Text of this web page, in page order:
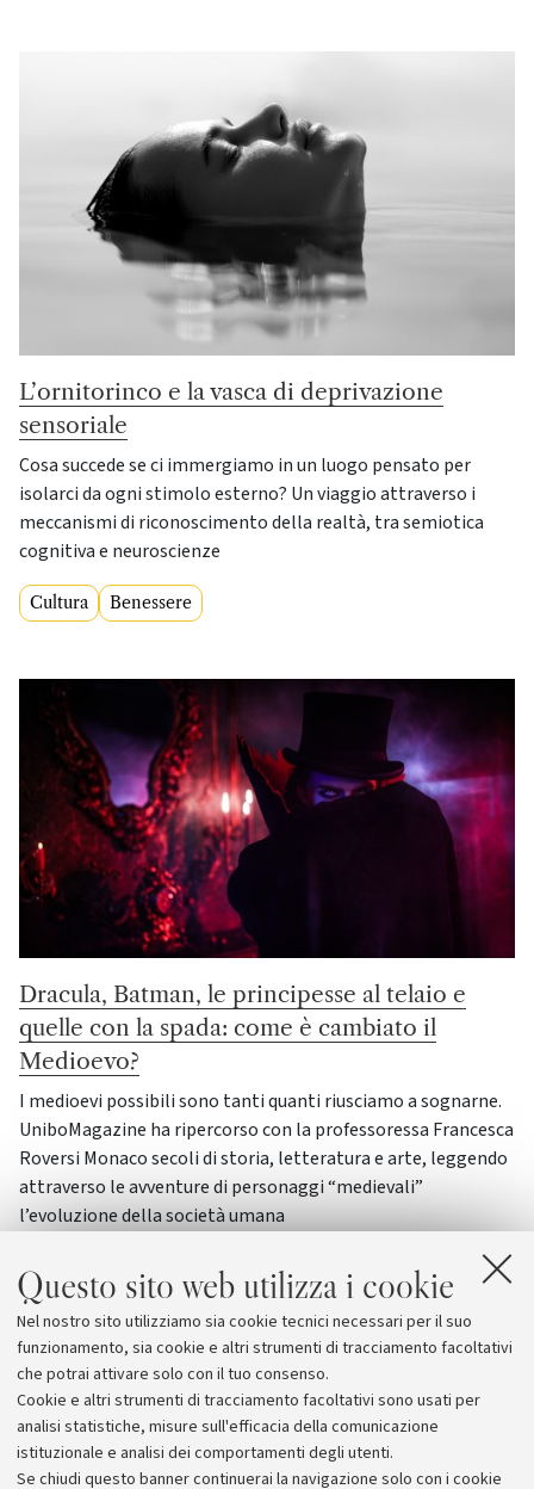
Questo sito web utilizza i cookie
Nel nostro sito utilizziamo sia cookie tecnici necessari per il suo
funzionamento, sia cookie e altri strumenti di tracciamento facoltativi
che potrai attivare solo con il tuo consenso.
Cookie e altri strumenti di tracciamento facoltativi sono usati per
analisi statistiche, misure sull'efficacia della comunicazione
istituzionale e analisi dei comportamenti degli utenti.
Se chiudi questo banner continuerai la navigazione solo con i cookie
L’ornitorinco e la vasca di deprivazione
sensoriale
Cosa succede se ci immergiamo in un luogo pensato per
isolarci da ogni stimolo esterno? Un viaggio attraverso i
meccanismi di riconoscimento della realtà, tra semiotica
cognitiva e neuroscienze
Cultura Benessere
Dracula, Batman, le principesse al telaio e
quelle con la spada: come è cambiato il
Medioevo?
I medioevi possibili sono tanti quanti riusciamo a sognarne.
UniboMagazine ha ripercorso con la professoressa Francesca
Roversi Monaco secoli di storia, letteratura e arte, leggendo
attraverso le avventure di personaggi “medievali”
l’evoluzione della società umana
Cultura
Vai all'archivio